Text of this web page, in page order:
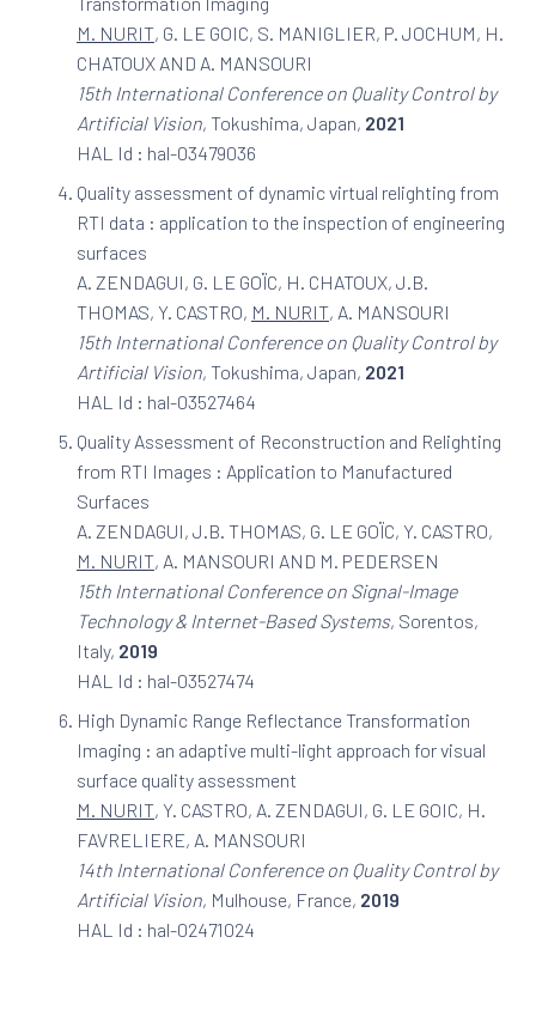
M. NURIT, G. LE GOIC, S. MANIGLIER, P. JOCHUM, H.
CHATOUX AND A. MANSOURI
15th International Conference on Quality Control by
Artificial Vision, Tokushima, Japan, 2021
HAL Id : hal-03479036
Quality assessment of dynamic virtual relighting from
RTI data : application to the inspection of engineering
surfaces
A. ZENDAGUI, G. LE GOÏC, H. CHATOUX, J.B.
THOMAS, Y. CASTRO, M. NURIT, A. MANSOURI
15th International Conference on Quality Control by
Artificial Vision, Tokushima, Japan, 2021
HAL Id : hal-03527464
Quality Assessment of Reconstruction and Relighting
from RTI Images : Application to Manufactured
Surfaces
A. ZENDAGUI, J.B. THOMAS, G. LE GOÏC, Y. CASTRO,
M. NURIT, A. MANSOURI AND M. PEDERSEN
15th International Conference on Signal-Image
Technology & Internet-Based Systems, Sorentos,
Italy, 2019
HAL Id : hal-03527474
High Dynamic Range Reflectance Transformation
Imaging : an adaptive multi-light approach for visual
surface quality assessment
M. NURIT, Y. CASTRO, A. ZENDAGUI, G. LE GOIC, H.
FAVRELIERE, A. MANSOURI
14th International Conference on Quality Control by
Artificial Vision, Mulhouse, France, 2019
HAL Id : hal-02471024